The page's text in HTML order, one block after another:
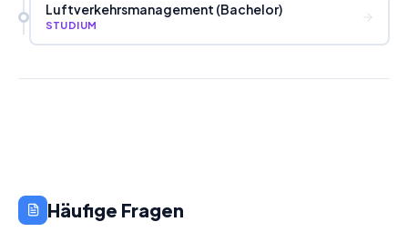
Luftverkehrsmanagement (Bachelor)
STUDIUM
Häufige Fragen